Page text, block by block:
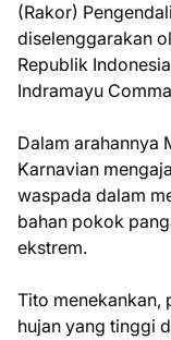
(Rakor)
diselenggarakan
Republik
Indramayu
Dalam arahannya
Karnavian
waspada dalam
bahan pokok
ekstrem.
Tito menekankan,
hujan yang tinggi